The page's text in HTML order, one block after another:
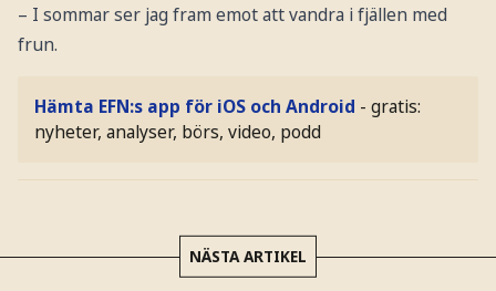
– I sommar ser jag fram emot att vandra i fjällen med
frun.
Hämta EFN:s app för iOS och Android - gratis:
nyheter, analyser, börs, video, podd
NÄSTA ARTIKEL